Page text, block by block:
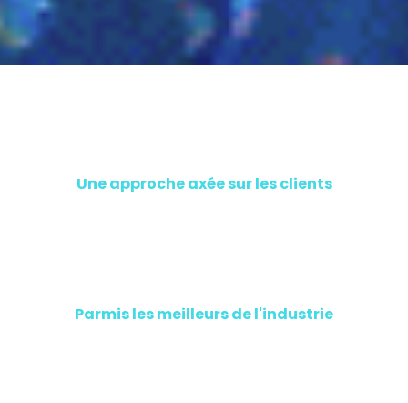
Une approche axée sur les clients
Parmis les meilleurs de l'industrie